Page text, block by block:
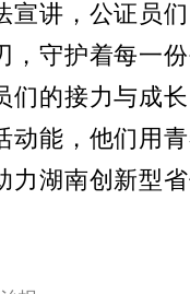
宣讲，公证员们
，守护着每一
们的接力与成
动能，他们用青
力湖南创新型